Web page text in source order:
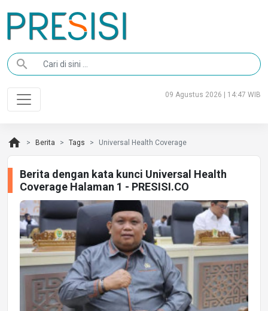
search
09 Agustus 2026 | 14:47 WIB
home Berita Tags Universal Health Coverage
Berita dengan kata kunci Universal Health
Coverage Halaman 1 - PRESISI.CO